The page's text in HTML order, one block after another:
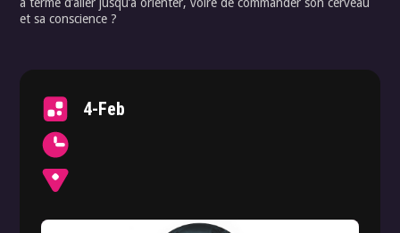
et sa conscience ?
4-Feb